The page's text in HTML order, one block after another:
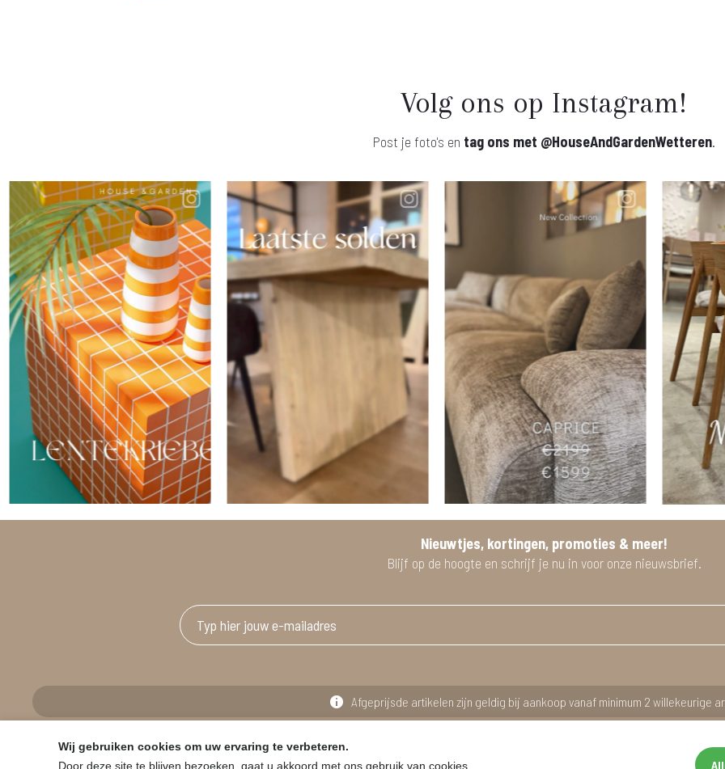
Volg ons op Instagram!
Post je foto's en tag ons met @HouseAndGardenWetteren.
Nieuwtjes, kortingen, promoties & meer!
Blijf op de hoogte en schrijf je nu in voor onze nieuwsbrief.
Afgeprijsde artikelen zijn geldig bij aankoop vanaf minimum 2 willekeurige
© HOUSE & GARDEN - Zuiderdijk 25, 9230 Wetteren
Wij gebruiken cookies om uw ervaring te verbeteren.
Door deze site te blijven bezoeken, gaat u akkoord met ons gebruik van cookies.